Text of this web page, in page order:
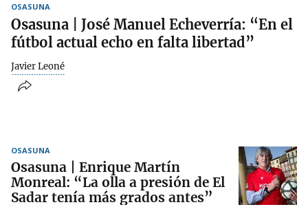
OSASUNA
Osasuna | José Manuel Echeverría: “En el
fútbol actual echo en falta libertad”
Javier Leoné
OSASUNA
Osasuna | Enrique Martín
Monreal: “La olla a presión de El
Sadar tenía más grados antes”